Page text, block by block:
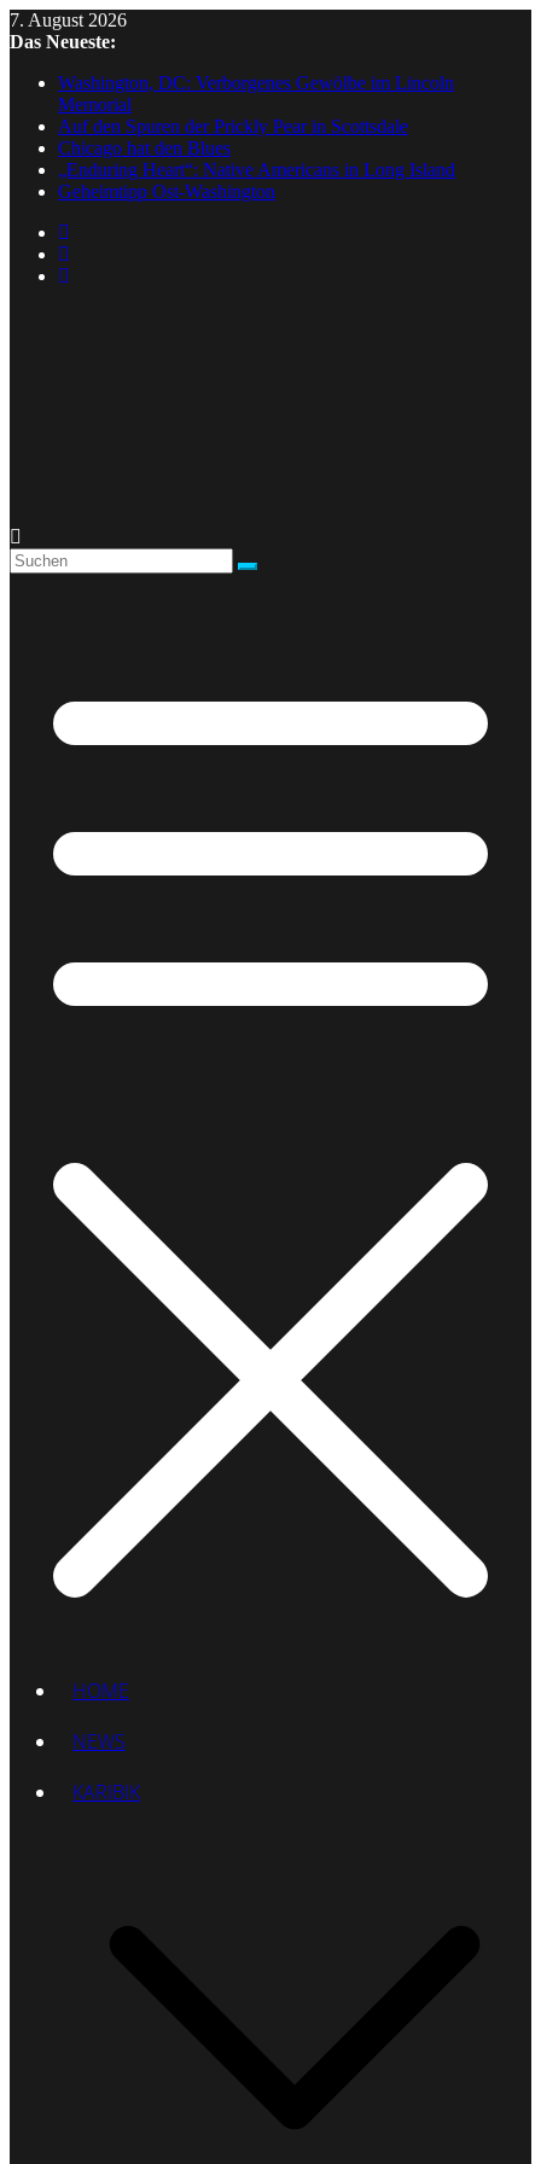
Skip
to
7. August 2026
Das Neueste:
Washington, DC: Verborgenes Gewölbe im Lincoln
Memorial
Auf den Spuren der Prickly Pear in Scottsdale
Chicago hat den Blues
„Enduring Heart“: Native Americans in Long Island
Geheimtipp Ost-Washington
HOME
NEWS
KARIBIK